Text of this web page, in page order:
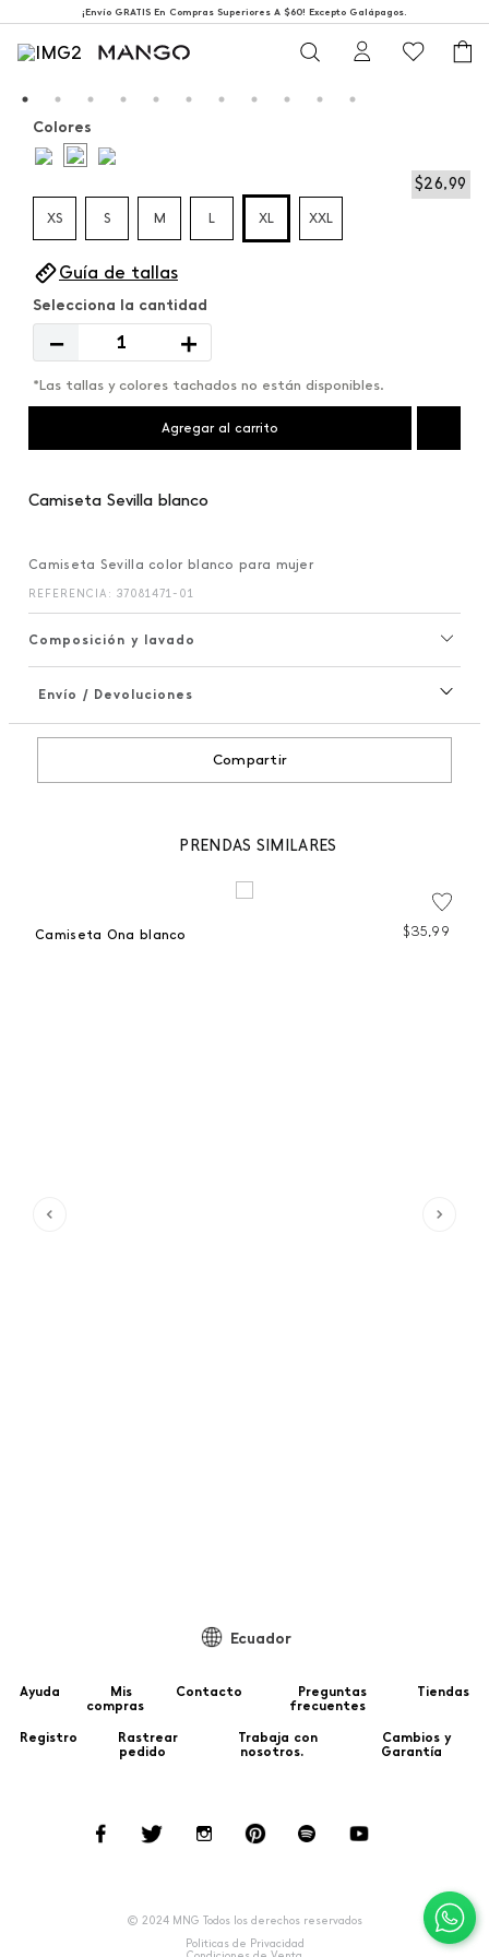
¡Envío GRATIS En Compras Superiores A $60! Excepto Galápagos.
$26,99
Colores
XS S M L XL XXL
Guía de tallas
＋
－
*Las tallas y colores tachados no están disponibles.
Agregar al carrito
Camiseta Sevilla blanco
Camiseta Sevilla color blanco para mujer
REFERENCIA : 37081471-01
Composición y lavado
Envío / Devoluciones +
Compartir
PRENDAS SIMILARES
Camiseta Ona blanco $35,99
Ecuador
Ayuda
Mis
compras
Contacto
Preguntas
frecuentes
Tiendas
Registro
Rastrear
pedido
Trabaja con
nosotros.
Cambios y
Garantía
© 2024 MNG Todos los derechos reservados
Politicas de Privacidad